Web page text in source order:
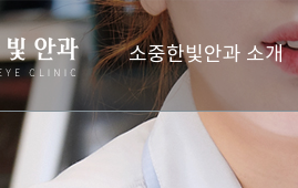
소중한빛안과 소개